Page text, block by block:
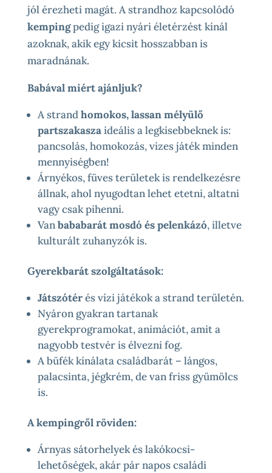
jól érezheti magát. A strandhoz kapcsolódó
kempingpedig igazi nyári életérzést kínál
azoknak, akik egy kicsit hosszabban is
maradnának.
Babával miért ajánljuk?
A strandhomokos, lassan mélyülő
partszakaszaideális a legkisebbeknek is:
pancsolás, homokozás, vizes játék minden
mennyiségben!
Árnyékos, füves területek is rendelkezésre
állnak, ahol nyugodtan lehet etetni, altatni
vagy csak pihenni.
Vanbababarát mosdó és pelenkázó, illetve
kulturált zuhanyzók is.
Gyerekbarát szolgáltatások:
Játszótérés vízi játékok a strand területén.
Nyáron gyakran tartanak
gyerekprogramokat, animációt, amit a
nagyobb testvér is élvezni fog.
A büfék kínálata családbarát – lángos,
palacsinta, jégkrém, de van friss gyümölcs
is.
A kempingről röviden:
Árnyas sátorhelyek és lakókocsi-
lehetőségek, akár pár napos családi